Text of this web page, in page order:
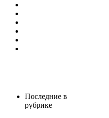
Последние в
рубрике